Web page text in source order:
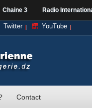
Chaine 3 Radio
Twitter YouTube
Contact